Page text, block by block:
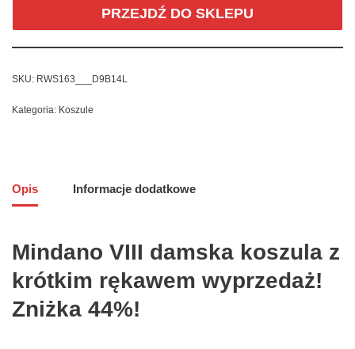
PRZEJDŹ DO SKLEPU
SKU: RWS163___D9B14L
Kategoria: Koszule
Opis Informacje dodatkowe
Mindano VIII damska koszula z
krótkim rękawem wyprzedaż!
Zniżka 44%!